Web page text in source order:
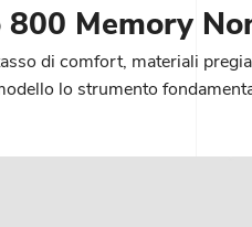
800 Memory
di comfort, materiali
lo strumento